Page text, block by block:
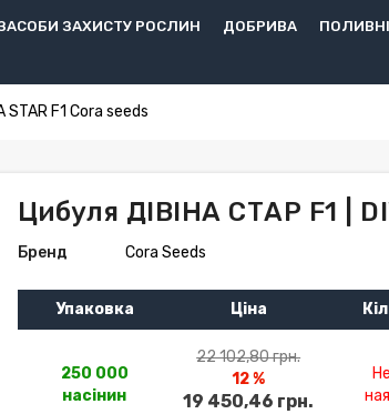
ЗАХИСТУ РОСЛИН ДОБРИВА
STAR F1 Cora seeds
Цибуля ДІВІНА СТАР F1 |
Бренд Cora Seeds
Упаковка Ціна
250 000
насінин
22 102,80 грн.
12 %
19 450,46 грн.